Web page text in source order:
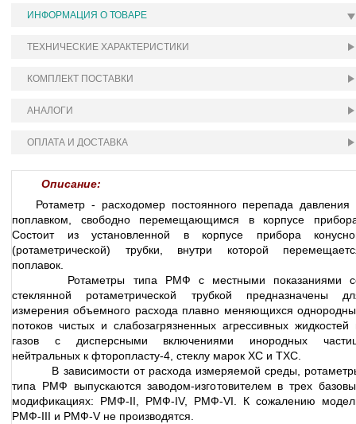
ИНФОРМАЦИЯ О ТОВАРЕ
ТЕХНИЧЕСКИЕ ХАРАКТЕРИСТИКИ
КОМПЛЕКТ ПОСТАВКИ
АНАЛОГИ
ОПЛАТА И ДОСТАВКА
Описание:
Ротаметр - расходомер постоянного перепада давления
поплавком, свободно перемещающимся в корпусе
Состоит из установленной в корпусе прибора
(ротаметрической) трубки, внутри которой
поплавок.
Ротаметры типа РМФ с местными показаниями
стеклянной ротаметрической трубкой предназначены
измерения объемного расхода плавно меняющихся
потоков чистых и слабозагрязненных агрессивных жидкостей
газов с дисперсными включениями инородных
нейтральных к фторопласту-4, стеклу марок ХС и ТХС.
В зависимости от расхода измеряемой среды,
типа РМФ выпускаются заводом-изготовителем в трех
модификациях: РМФ-II, РМФ-IV, РМФ-VI. К сожалению
РМФ-III и РМФ-V не производятся.